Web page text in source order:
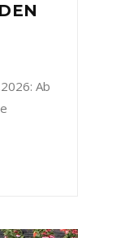
Ab